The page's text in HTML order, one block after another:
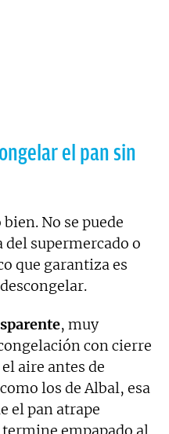
el pan sin
No se puede
del supermercado o
que garantiza es
, muy
con cierre
aire antes de
los de Albal, esa
el pan atrape
empapado al